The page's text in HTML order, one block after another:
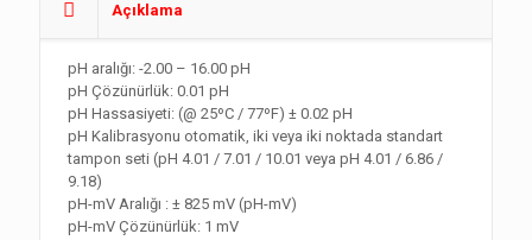
Açıklama
pH aralığı: -2.00 – 16.00 pH
pH Çözünürlük: 0.01 pH
pH Hassasiyeti: (@ 25ºC / 77ºF) ± 0.02 pH
pH Kalibrasyonu otomatik, iki veya iki noktada standart
tampon seti (pH 4.01 / 7.01 / 10.01 veya pH 4.01 / 6.86 /
9.18)
pH-mV Aralığı : ± 825 mV (pH-mV)
pH-mV Çözünürlük: 1 mV